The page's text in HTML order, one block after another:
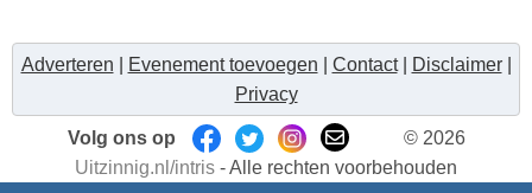
Adverteren Evenement toevoegen Contact| Disclaimer|
Privacy
Volg ons op
© 2026
Uitzinnig.nl/intris - Alle rechten voorbehouden